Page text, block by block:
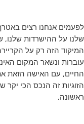
לפעמים אנחנו רצים
שלנו על ההישרדות שלנו,
המיקוד הזה רק על
עוברות ונשאר המקום
החיים, עם האישה הזאת
הזוגיות זה הנכס הכי יקר
ראשונה.